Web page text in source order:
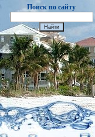
Поиск по сайту